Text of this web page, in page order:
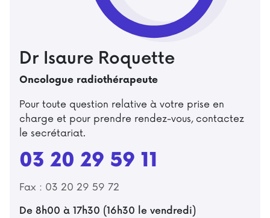
Dr Isaure Roquette
Oncologue radiothérapeute
Pour toute question relative à votre prise en
charge et pour prendre rendez-vous, contactez
le secrétariat.
03 20 29 59 11
Fax : 03 20 29 59 72
De 8h00 à 17h30 (16h30 le vendredi)